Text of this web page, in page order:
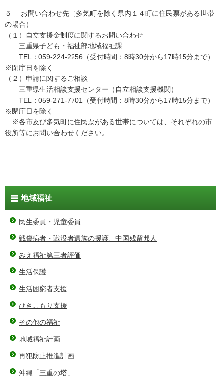
５ お問い合わせ先（多気町を除く県内１４町に住民票がある世帯
の場合）
（１）自立支援金制度に関するお問い合わせ
三重県子ども・福祉部地域福祉課
TEL：059-224-2256（受付時間：8時30分から17時15分まで）
※閉庁日を除く
（２）申請に関するご相談
三重県生活相談支援センター（自立相談支援機関）
TEL：059-271-7701（受付時間：8時30分から17時15分まで）
※閉庁日を除く
※各市及び多気町に住民票がある世帯については、それぞれの市
役所等にお問い合わせください。
地域福祉
民生委員・児童委員
戦傷病者・戦没者遺族の援護、中国残留邦人
みえ福祉第三者評価
生活保護
生活困窮者支援
ひきこもり支援
その他の福祉
地域福祉計画
再犯防止推進計画
沖縄「三重の塔」